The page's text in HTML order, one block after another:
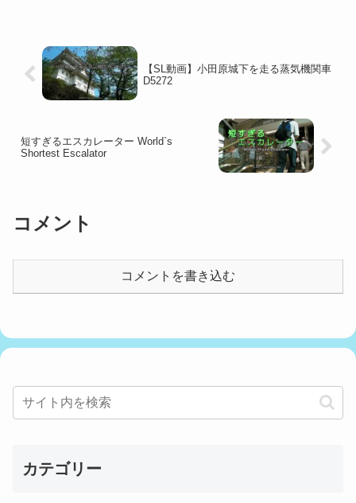
【SL動画】小田原城下を走る蒸気機関車
D5272
短すぎるエスカレーター World`s
Shortest Escalator
コメント
コメントを書き込む
カテゴリー